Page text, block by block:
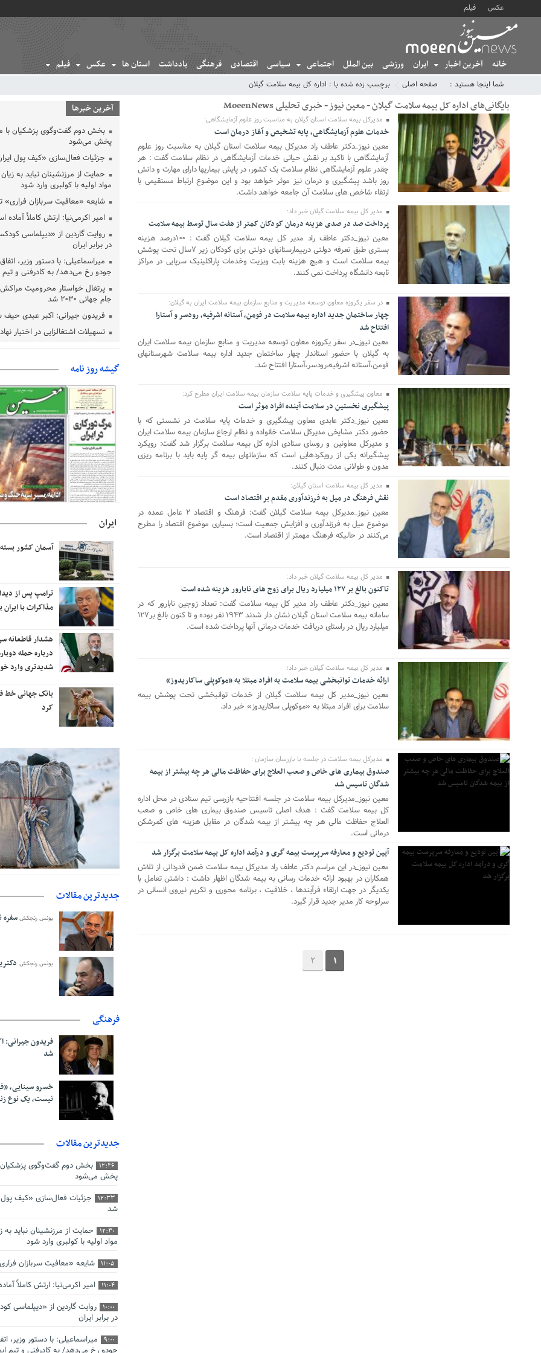
عکس فیلم
خانه آخرین اخبار ایران ورزشی بین الملل اجتماعی سیاسی اقتصادی فرهنگی یادداشت استان ها عکس فیلم
شما اینجا هستید : صفحه اصلی برچسب زده شده با : اداره کل بیمه سلامت گیلان
بایگانی‌های اداره کل بیمه سلامت گیلان - معین نیوز - خبری تحلیلی MoeenNews
21 آوریل 2025
مدیرکل بیمه سلامت استان گیلان به مناسبت روز علوم آزمایشگاهی:
خدمات علوم آزمایشگاهی، پایه تشخیص و آغاز درمان است
معین نیوز_دکتر عاطف راد مدیرکل بیمه سلامت استان گیلان به مناسبت روز علوم
آزمایشگاهی با تاکید بر نقش حیاتی خدمات آزمایشگاهی در نظام سلامت گفت : هر
چقدر علوم آزمایشگاهی نظام سلامت یک کشور، در پایش بیماریها دارای مهارت و دانش
روز باشد پیشگیری و درمان نیز موثر خواهد بود و این موضوع ارتباط مستقیمی با
ارتقاء شاخص های سلامت آن جامعه خواهد داشت.
14 دسامبر 2024
مدیر کل بیمه سلامت گیلان خبر داد:
پرداخت صد در صدی هزینه درمان کودکان کمتر از هفت سال توسط بیمه سلامت
معین نیوز_دکتر عاطف راد مدیر کل بیمه سلامت گیلان گفت : ۱۰۰درصد هزینه
بستری طبق تعرفه دولتی دربیمارستانهای دولتی برای کودکان زیر ۷سال تحت پوشش
بیمه سلامت است و هیچ هزینه بابت ویزیت وخدمات پاراکلینیک سرپایی در مراکز
تابعه دانشگاه پرداخت نمی کنند.
در سفر یکروزه معاون توسعه مدیریت و منابع سازمان بیمه سلامت ایران به گیلان:
چهار ساختمان جدید اداره بیمه سلامت در فومن، آستانه اشرفیه، رودسر و آستارا
افتتاح شد
معین نیوز_در سفر یکروزه معاون توسعه مدیریت و منابع سازمان بیمه سلامت ایران
به گیلان با حضور استاندار چهار ساختمان جدید اداره بیمه سلامت شهرستانهای
فومن،آستانه اشرفیه،رودسر،آستارا افتتاح شد.
معاون پیشگیری و خدمات پایه سلامت سازمان بیمه سلامت ایران مطرح کرد:
پیشگیری نخستین در سلامت آینده افراد موثر است
معین نیوز_دکتر عابدی معاون پیشگیری و خدمات پایه سلامت در نشستی که با
حضور دکتر مشایخی مدیرکل سلامت خانواده و نظام ارجاع سازمان بیمه سلامت ایران
و مدیرکل معاونین و روسای ستادی اداره کل بیمه سلامت برگزار شد گفت: رویکرد
پیشگیرانه یکی از رویکردهایی است که سازمانهای بیمه گر پایه باید با برنامه ریزی
مدون و طولانی مدت دنبال کنند.
مدیر کل بیمه سلامت استان گیلان:
نقش فرهنگ در میل به فرزندآوری مقدم بر اقتصاد است
معین نیوز_مدیرکل بیمه سلامت گیلان گفت: فرهنگ و اقتصاد ۲ عامل عمده در
موضوع میل به فرزندآوری و افزایش جمعیت است؛ بسیاری موضوع اقتصاد را مطرح
می‌کنند در حالیکه فرهنگ مهمتر از اقتصاد است.
مدیر کل بیمه سلامت گیلان خبر داد:
تاکنون بالغ بر ۱۲۷ میلیارد ریال برای زوج های نابارور هزینه شده است
معین نیوز_دکتر عاطف راد مدیر کل بیمه سلامت گفت: تعداد زوجین نابارور که در
سامانه بیمه سلامت استان گیلان نشان دار شدند ۱۹۴۳ نفر بوده و تا کنون بالغ بر۱۲۷
میلیارد ریال در راستای دریافت خدمات درمانی آنها پرداخت شده است.
18 ژانویه 2024
مدیر کل بیمه سلامت گیلان خبر داد؛
ارائه خدمات توانبخشی بیمه سلامت به افراد مبتلا به «موکوپلی ساکاریدوز»
معین نیوز_مدیر کل بیمه سلامت گیلان از خدمات توانبخشی تحت پوشش بیمه
سلامت برای افراد مبتلا به «موکوپلی ساکاریدوز» خبر داد.
06 آگوست 2023
مدیرکل بیمه سلامت در جلسه با بازرسان سازمان :
صندوق بیماری های خاص و صعب العلاج برای حفاظت مالی هر چه بیشتر از بیمه
شدگان تاسیس شد
معین نیوز_مدیرکل بیمه سلامت در جلسه افتتاحیه بازرسی تیم ستادی در محل اداره
کل بیمه سلامت گفت : هدف اصلی تاسیس صندوق بیماری های خاص و صعب
العلاج حفاظت مالی هر چه بیشتر از بیمه شدگان در مقابل هزینه های کمرشکن
درمانی است.
آیین تودیع و معارفه سرپرست بیمه گری و درآمد اداره کل بیمه سلامت برگزار شد
معین نیوز_در این مراسم دکتر عاطف راد مدیرکل بیمه سلامت ضمن قدردانی از تلاش
همکاران در بهبود ارائه خدمات رسانی به بیمه شدگان اظهار داشت : داشتن تعامل با
یکدیگر در جهت ارتقاء فرآیندها ، خلاقیت ، برنامه محوری و تکریم نیروی انسانی در
سرلوحه کار مدیر جدید قرار گیرد.
1
2
آخرین خبرها
بخش دوم گفت‌وگوی پزشکیان با
پخش می‌شود
جزئیات فعال‌سازی «کیف پول
حمایت از مرزنشینان نباید به
مواد اولیه با کولبری وارد شود
شایعه «معافیت سربازان
امیر اکرمی‌نیا: ارتش کاملاً آماده
روایت گاردین از «دیپلماسی
در برابر ایران
میراسماعیلی: با دستور وزیر،
جودو رخ می‌دهد/ به کادرفنی و تیم
پرتغال خواستار محرومیت مراکش
جام جهانی ۲۰۳۰ شد
فریدون جیرانی: اکبر عبدی
تسهیلات اشتغالزایی در اختیار
فدراسیون فوتبال با حضور
دفتر رهبر انقلاب: مطالب خارج
فاقد سندیت است
بقائی: فضای مذاکرات فنی و
عمان درباره تنگه هرمز، مثبت است
رئیس سازمان جهاد کشاورزی
گیلان نسبت به دریافت یارانه کود
پایان شهریورماه
گیشه روز نامه
ایران
ایران به
علیه مراکزی در
آغاز پاسخ
انفجار در برخی
آسمان کشور بسته شد
ترامپ پس از دیدار با نتانیاهو:
مذاکرات با ایران باید ادامه یابد
هشدار قاطعانه سرلشکر موسوی
درباره حمله دوباره به ایران؛ ضربات
شدیدتری وارد خواهیم کرد
بانک جهانی خط فقر در ایران را اعلام
کرد
نفتکش ایرانی «سیلی سیتی» وارد
آب‌های سرزمینی ایران شد
شنیده شدن صدای انفجار در برخی
شهرهای ایران
آسمان کشور
ترامپ پس از
مذاکرات با ایران
هشدار قاطعانه
درباره حمله
شدیدتری وارد
بانک جهانی خط
کرد
اولیه با کولبری وارد شود
فاقد سندیت است
جدیدترین مقالات
یونس رنجکشسفره
یونس رنجکش
فرهنگی
فریدون
شد
خسرو سینایی،
نیست، یک نوع
جدیدترین مقالات
12:46
بخش دوم گفت‌وگوی
پخش می‌شود
12:33
جزئیات فعال‌سازی «کیف پول
شد
12:30
حمایت از مرزنشینان نباید به
مواد اولیه با کولبری وارد شود
11:05 شایعه «معافیت سربازان
11:04 امیر اکرمی‌نیا: ارتش کاملاً
10:00
روایت گاردین از «دیپلماسی
در برابر ایران
9:00
میراسماعیلی: با دستور وزیر،